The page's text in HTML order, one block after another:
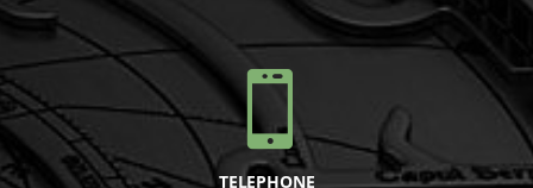

TELEPHONE